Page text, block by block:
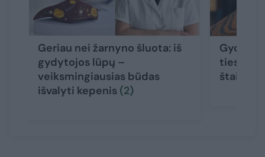
Geriau nei žarnyno šluota: iš
gydytojos lūpų –
veiksmingiausias būdas
išvalyti kepenis (2)
tiesą
štai